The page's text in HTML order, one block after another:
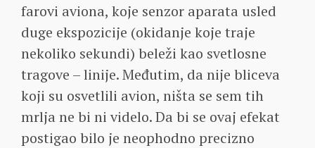
farovi aviona, koje senzor aparata usled
duge ekspozicije (okidanje koje traje
nekoliko sekundi) beleži kao svetlosne
tragove – linije. Međutim, da nije bliceva
koji su osvetlili avion, ništa se sem tih
mrlja ne bi ni videlo. Da bi se ovaj efekat
postigao bilo je neophodno precizno